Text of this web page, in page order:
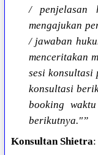
/ penjelasan
mengajukan
/ jawaban
menceritakan
sesi konsultasi
konsultasi
booking
berikutnya."”
Konsultan Shietra: